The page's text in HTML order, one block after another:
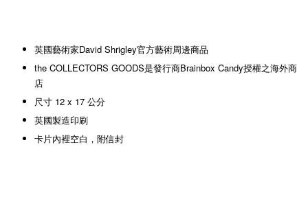
英國藝術家David Shrigley官方藝術周邊商品
the COLLECTORS GOODS是發行商Brainbox Candy授權之海外商
店
尺寸 12 x 17 公分
英國製造印刷
卡片內裡空白，附信封